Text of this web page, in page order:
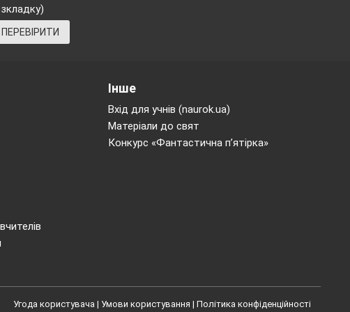
що треба
що і
його код; своє
або
може
ПЕРЕВІРИТИ
Інше
Вхід для учнів (naurok.ua)
Матеріали до свят
Конкурс «Фантастична п’ятірка»
Угода користувача | Умови користування | Політика конфіденційності